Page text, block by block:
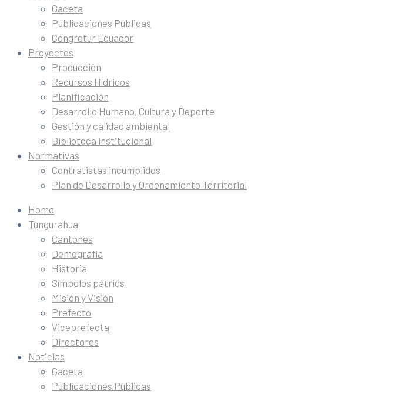
Gaceta
Publicaciones Públicas
Congretur Ecuador
Proyectos
Producción
Recursos Hídricos
Planificación
Desarrollo Humano, Cultura y Deporte
Gestión y calidad ambiental
Biblioteca institucional
Normativas
Contratistas incumplidos
Plan de Desarrollo y Ordenamiento Territorial
Home
Tungurahua
Cantones
Demografía
Historia
Símbolos patrios
Misión y Visión
Prefecto
Viceprefecta
Directores
Noticias
Gaceta
Publicaciones Públicas